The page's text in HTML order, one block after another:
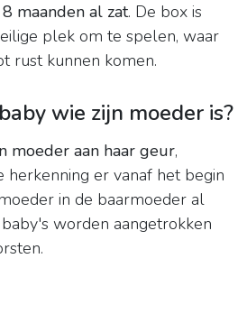
maanden al zat. De box is
plek om te spelen, waar
rust kunnen komen.
wie zijn moeder is?
moeder aan haar geur,
herkenning er vanaf het begin
in de baarmoeder al
worden aangetrokken